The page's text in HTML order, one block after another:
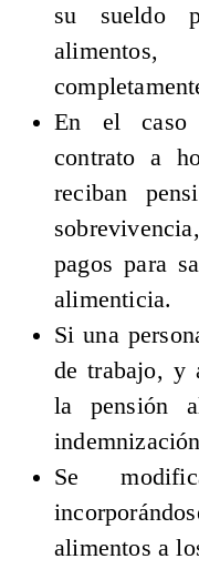
su sueldo
En el caso
contrato a
reciban
pagos para
alimenticia.
Si una
de trabajo, y
la pensión
Se
alimentos a